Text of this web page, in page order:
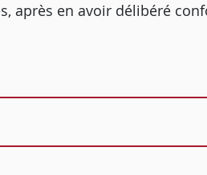
après en avoir délibéré